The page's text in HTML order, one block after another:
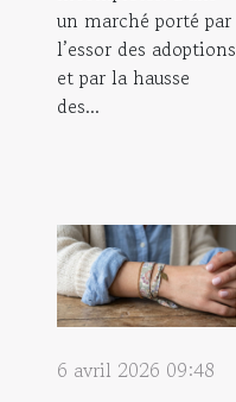
un marché porté par
l’essor des adoptions
et par la hausse
des...
6 avril 2026 09:48